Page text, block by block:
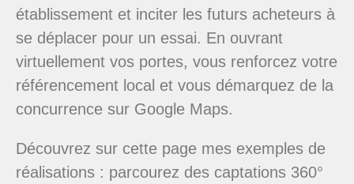
établissement et inciter les futurs acheteurs à
se déplacer pour un essai. En ouvrant
virtuellement vos portes, vous renforcez votre
référencement local et vous démarquez de la
concurrence sur Google Maps.
Découvrez sur cette page mes exemples de
réalisations : parcourez des captations 360°